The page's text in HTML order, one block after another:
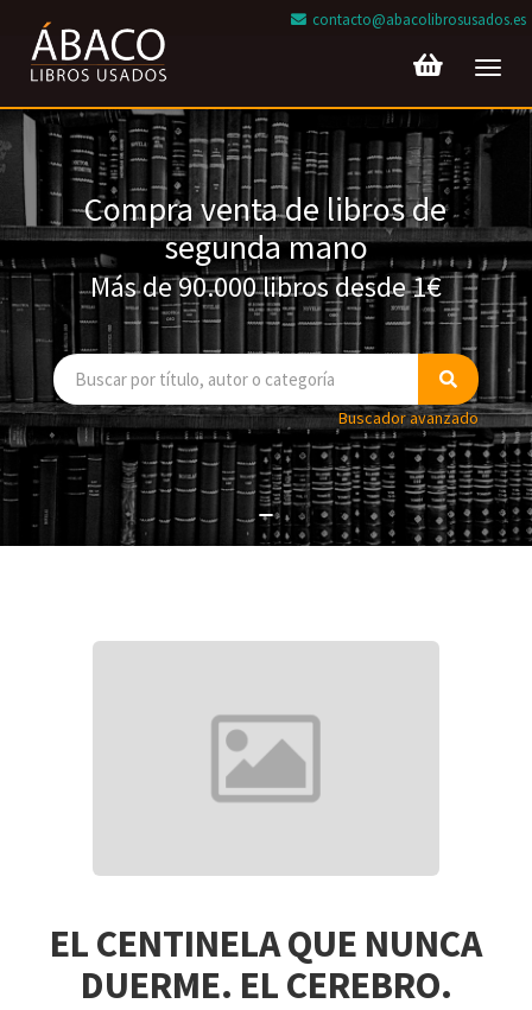
contacto@abacolibrosusados.es
Compra venta de libros de
segunda mano
Más de 90.000 libros desde 1€
Buscador avanzado
EL CENTINELA QUE NUNCA
DUERME. EL CEREBRO.